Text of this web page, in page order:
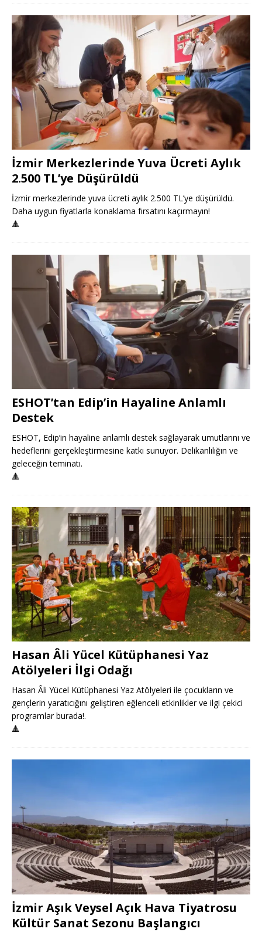
İzmir Merkezlerinde Yuva Ücreti Aylık
2.500 TL’ye Düşürüldü
İzmir merkezlerinde yuva ücreti aylık 2.500 TL’ye düşürüldü.
Daha uygun fiyatlarla konaklama fırsatını kaçırmayın!
🔺
ESHOT’tan Edip’in Hayaline Anlamlı
Destek
ESHOT, Edip’in hayaline anlamlı destek sağlayarak umutlarını ve
hedeflerini gerçekleştirmesine katkı sunuyor. Delikanlılığın ve
geleceğin teminatı.
🔺
Hasan Âli Yücel Kütüphanesi Yaz
Atölyeleri İlgi Odağı
Hasan Âli Yücel Kütüphanesi Yaz Atölyeleri ile çocukların ve
gençlerin yaratıcığını geliştiren eğlenceli etkinlikler ve ilgi çekici
programlar burada!.
🔺
İzmir Aşık Veysel Açık Hava Tiyatrosu
Kültür Sanat Sezonu Başlangıcı